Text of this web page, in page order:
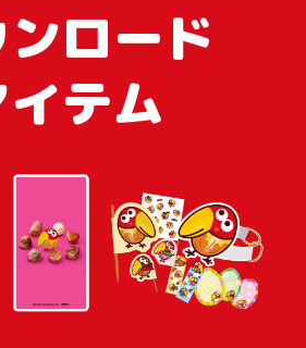
ロード
テム